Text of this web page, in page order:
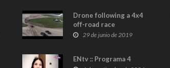
Drone following a 4x4
off-road race
29 de junio de 2019
ENtv :: Programa 4